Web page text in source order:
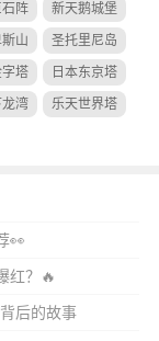
阵 新天鹅城堡
山 圣托里尼岛
塔 日本东京塔
湾 乐天世界塔
👀
红？🔥
后的故事